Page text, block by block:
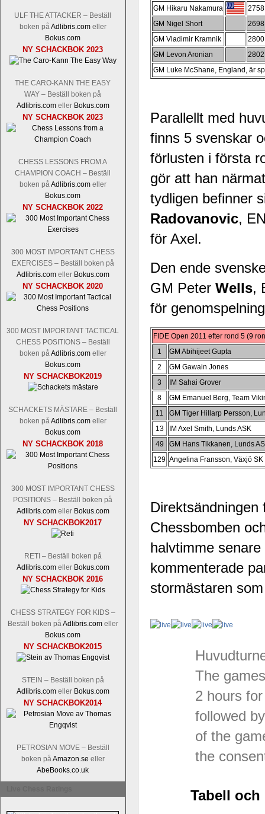
ULF THE ATTACKER – Beställ
boken påAdlibris.comeller
Bokus.com
NY SCHACKBOK 2023
THE CARO-KANN THE EASY
WAY – Beställ boken på
Adlibris.comeller Bokus.com
NY SCHACKBOK 2023
CHESS LESSONS FROM A
CHAMPION COACH – Beställ
boken påAdlibris.comeller
Bokus.com
NY SCHACKBOK 2022
300 MOST IMPORTANT CHESS
EXERCISES – Beställ boken på
Adlibris.comeller Bokus.com
NY SCHACKBOK 2020
300 MOST IMPORTANT TACTICAL
CHESS POSITIONS – Beställ
boken påAdlibris.comeller
Bokus.com
NY SCHACKBOK2019
SCHACKETS MÄSTARE – Beställ
boken påAdlibris.comeller
Bokus.com
NY SCHACKBOK 2018
300 MOST IMPORTANT CHESS
POSITIONS – Beställ boken på
Adlibris.comeller Bokus.com
NY SCHACKBOK2017
RETI – Beställ boken på
Adlibris.comeller Bokus.com
NY SCHACKBOK 2016
CHESS STRATEGY FOR KIDS –
Beställ boken påAdlibris.comeller
Bokus.com
NY SCHACKBOK2015
STEIN – Beställ boken på
Adlibris.comeller Bokus.com
NY SCHACKBOK2014
PETROSIAN MOVE – Beställ
boken påAmazon.se eller
AbeBooks.co.uk
GM Hikaru Nakamura
2758
GM Nigel Short
2698
GM Vladimir Kramnik
2800
GM Levon Aronian
2802
GM Luke McShane, England, är
Parallellt med
finns 5 svenskar
förlusten i första
gör att han
tydligen befinner
Radovanovic,
för Axel.
Den ende
GM Peter Wells,
för
FIDE Open 2011 efter rond 5 (9
1
GM Abihijeet Gupta
2
GM Gawain Jones
3
IM Sahai Grover
8
GM Emanuel Berg, Team
11
GM Tiger Hillarp Persson,
13
IM Axel Smith, Lunds ASK
49
GM Hans Tikkanen, Lunds
129 Angelina Fransson, Växjö SK
Chessbomben
halvtimme
kommenterade
stormästaren
The
2 hours
followed
of the
the
Tabell